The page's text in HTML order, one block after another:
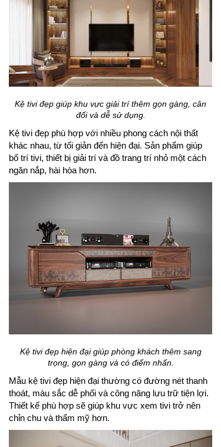
Kệ tivi đẹp giúp khu vực giải trí thêm gọn gàng, cân
đối và dễ sử dụng.
Kệ tivi đẹp phù hợp với nhiều phong cách nội thất
khác nhau, từ tối giản đến hiện đại. Sản phẩm giúp
bố trí tivi, thiết bị giải trí và đồ trang trí nhỏ một cách
ngăn nắp, hài hòa hơn.
Kệ tivi đẹp hiện đại giúp phòng khách thêm sang
trọng, gọn gàng và có điểm nhấn.
Mẫu kệ tivi đẹp hiện đại thường có đường nét thanh
thoát, màu sắc dễ phối và công năng lưu trữ tiện lợi.
Thiết kế phù hợp sẽ giúp khu vực xem tivi trở nên
chỉn chu và thẩm mỹ hơn.